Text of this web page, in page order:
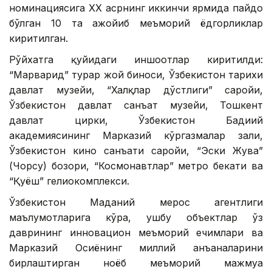
номинациясига ХХ асрнинг иккинчи ярмида пайдо
бўлган 10 та ажойиб меъморий ёдгорликлар
киритилган.
Рўйхатга қуйидаги иншоотлар киритилди:
“Марварид” турар жой биноси, Ўзбекистон тарихи
давлат музейи, “Халқлар дўстлиги” саройи,
Ўзбекистон давлат санъат музейи, Тошкент
давлат цирки, Ўзбекистон Бадиий
академиясининг Марказий кўргазмалар зали,
Ўзбекистон кино санъати саройи, “Эски Жува”
(Чорсу) бозори, “Космонавтлар” метро бекати ва
“Қуёш” гелиокомплекси.
Ўзбекистон Маданий мерос агентлиги
маълумотларига кўра, ушбу объектлар ўз
даврининг инновацион меъморий ечимлари ва
Марказий Осиёнинг миллий анъаналарини
бирлаштирган ноёб меъморий мажмуа